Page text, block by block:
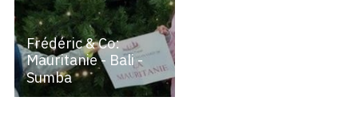
Frédéric & Co:
Mauritanie - Bali -
Sumba